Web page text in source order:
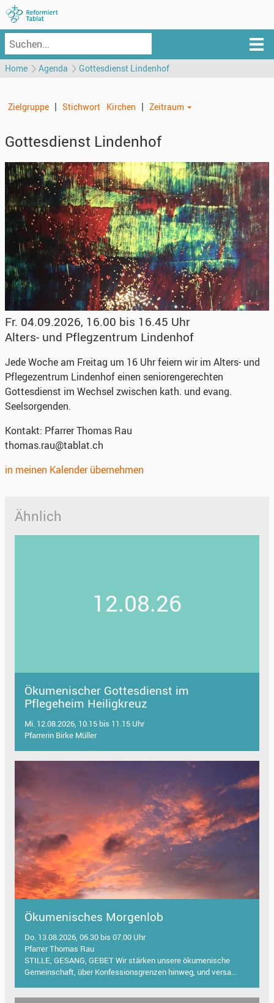
Home Agenda Gottesdienst Lindenhof
Zielgruppe | Stichwort Kirchen | Zeitraum
Gottesdienst Lindenhof
Fr. 04.09.2026, 16.00 bis 16.45 Uhr
Alters- und Pflegzentrum Lindenhof
Jede Woche am Freitag um 16 Uhr feiern wir im Alters- und
Pflegezentrum Lindenhof einen seniorengerechten
Gottesdienst im Wechsel zwischen kath. und evang.
Seelsorgenden.
Kontakt: Pfarrer Thomas Rau
thomas.rau@tablat.ch
in meinen Kalender übernehmen
Ähnlich
12.08.26
Ökumenischer Gottesdienst im
Pflegeheim Heiligkreuz
Mi. 12.08.2026, 10.15 bis 11.15 Uhr
Pfarrerin Birke Müller
Ökumenisches Morgenlob
Do. 13.08.2026, 06.30 bis 07.00 Uhr
Pfarrer Thomas Rau
STILLE, GESANG, GEBET Wir stärken unsere ökumenische
Gemeinschaft, über Konfessionsgrenzen hinweg, und versa...